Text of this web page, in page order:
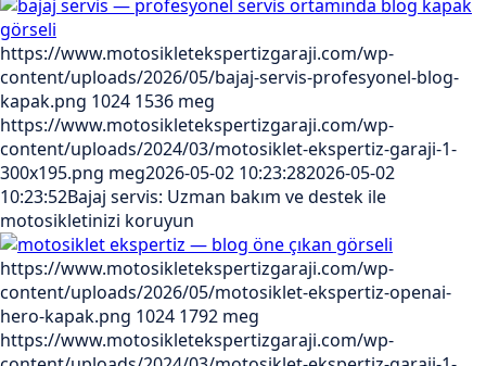
https://www.motosikletekspertizgaraji.com/wp-
content/uploads/2026/05/bajaj-servis-profesyonel-blog-
kapak.png 1024 1536 meg
https://www.motosikletekspertizgaraji.com/wp-
content/uploads/2024/03/motosiklet-ekspertiz-garaji-1-
300x195.png meg2026-05-02 10:23:282026-05-02
10:23:52Bajaj servis: Uzman bakım ve destek ile
motosikletinizi koruyun
https://www.motosikletekspertizgaraji.com/wp-
content/uploads/2026/05/motosiklet-ekspertiz-openai-
hero-kapak.png 1024 1792 meg
https://www.motosikletekspertizgaraji.com/wp-